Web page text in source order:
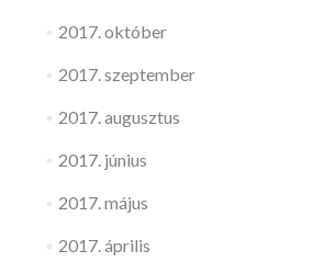
2017. október
2017. szeptember
2017. augusztus
2017. június
2017. május
2017. április